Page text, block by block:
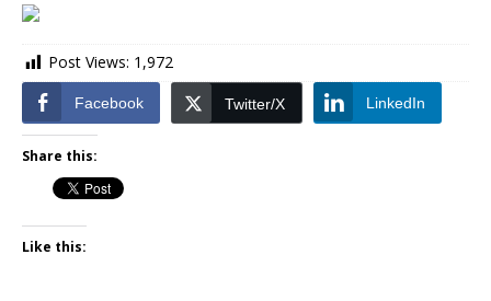
Post Views: 1,972
Facebook Twitter/X LinkedIn
Share this:
Like this: